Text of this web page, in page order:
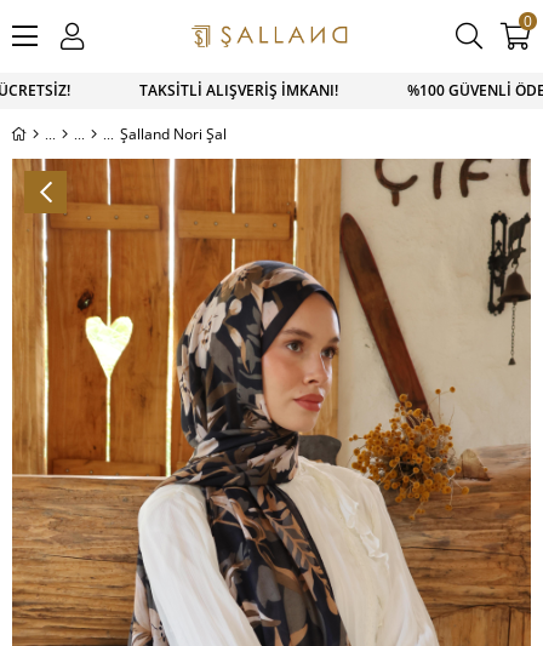
TAKSİTLİ ALIŞVERİŞ İMKANI! %100 GÜVENLİ
0
Şalland Nori Şal